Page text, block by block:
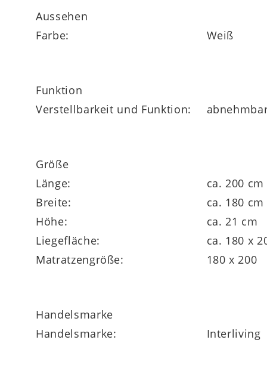
Die Interliving Matratze Medikontur 1911
passend zu jedem Schlafbedürfnis:
H4 (fest) – empfohlen bis ca. 150 kg
Damit eignet sich das Modell
verfügen über die gleiche Steppung und
Aussehen
Farbe:
Weiß
Funktion
Verstellbarkeit und Funktion:
Größe
Länge:
ca. 200 cm
Breite:
ca. 180 cm
Höhe:
ca. 21 cm
Liegefläche:
ca. 180 x
Matratzengröße:
180 x 200
Handelsmarke
Handelsmarke:
Interliving